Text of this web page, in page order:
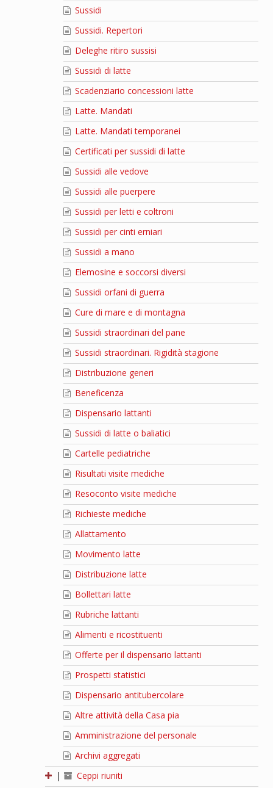
Sussidi
Sussidi. Repertori
Deleghe ritiro sussisi
Sussidi di latte
Scadenziario concessioni latte
Latte. Mandati
Latte. Mandati temporanei
Certificati per sussidi di latte
Sussidi alle vedove
Sussidi alle puerpere
Sussidi per letti e coltroni
Sussidi per cinti erniari
Sussidi a mano
Elemosine e soccorsi diversi
Sussidi orfani di guerra
Cure di mare e di montagna
Sussidi straordinari del pane
Sussidi straordinari. Rigidità stagione
Distribuzione generi
Beneficenza
Dispensario lattanti
Sussidi di latte o baliatici
Cartelle pediatriche
Risultati visite mediche
Resoconto visite mediche
Richieste mediche
Allattamento
Movimento latte
Distribuzione latte
Bollettari latte
Rubriche lattanti
Alimenti e ricostituenti
Offerte per il dispensario lattanti
Prospetti statistici
Dispensario antitubercolare
Altre attività della Casa pia
Amministrazione del personale
Archivi aggregati
|
Ceppi riuniti